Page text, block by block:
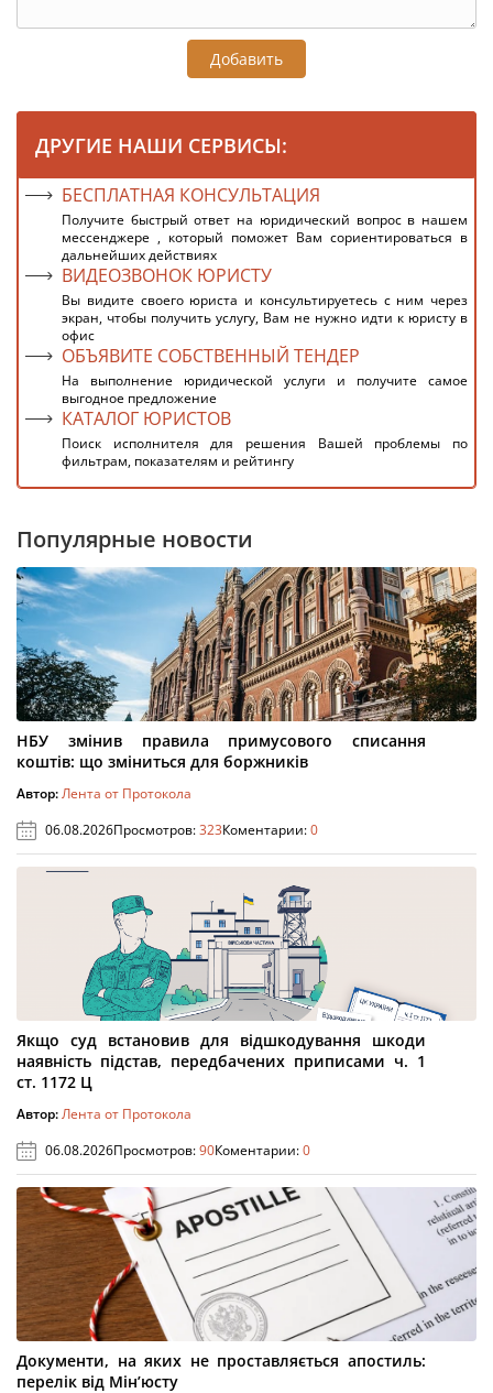
Добавить
ДРУГИЕ НАШИ СЕРВИСЫ:
БЕСПЛАТНАЯ КОНСУЛЬТАЦИЯ
Получите быстрый ответ на юридический вопрос в нашем
мессенджере , который поможет Вам сориентироваться в
дальнейших действиях
ВИДЕОЗВОНОК ЮРИСТУ
Вы видите своего юриста и консультируетесь с ним через
экран, чтобы получить услугу, Вам не нужно идти к юристу в
офис
ОБЪЯВИТЕ СОБСТВЕННЫЙ ТЕНДЕР
На выполнение юридической услуги и получите самое
выгодное предложение
КАТАЛОГ ЮРИСТОВ
Поиск исполнителя для решения Вашей проблемы по
фильтрам, показателям и рейтингу
Популярные новости
НБУ змінив правила примусового списання
коштів: що зміниться для боржників
Автор:Лента от Протокола
06.08.2026Просмотров:323Коментарии:0
Якщо суд встановив для відшкодування шкоди
наявність підстав, передбачених приписами ч. 1
ст. 1172 Ц
Автор:Лента от Протокола
06.08.2026Просмотров:90Коментарии:0
Документи, на яких не проставляється апостиль:
перелік від Мін’юсту